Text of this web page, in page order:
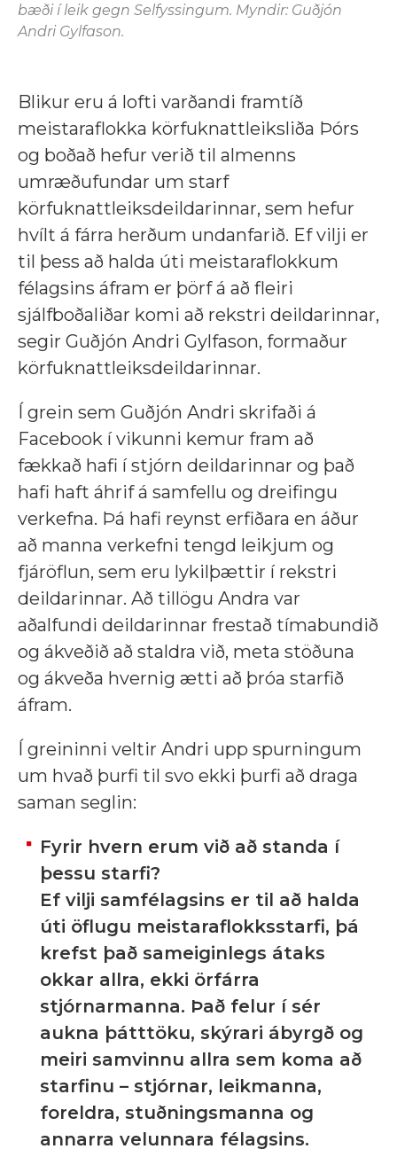
bæði í leik gegn Selfyssingum. Myndir: Guðjón
Andri Gylfason.
Blikur eru á lofti varðandi framtíð
meistaraflokka körfuknattleiksliða Þórs
og boðað hefur verið til almenns
umræðufundar um starf
körfuknattleiksdeildarinnar, sem hefur
hvílt á fárra herðum undanfarið. Ef vilji er
til þess að halda úti meistaraflokkum
félagsins áfram er þörf á að fleiri
sjálfboðaliðar komi að rekstri deildarinnar,
segir Guðjón Andri Gylfason, formaður
körfuknattleiksdeildarinnar.
Í grein sem Guðjón Andri skrifaði á
Facebook í vikunni kemur fram að
fækkað hafi í stjórn deildarinnar og það
hafi haft áhrif á samfellu og dreifingu
verkefna. Þá hafi reynst erfiðara en áður
að manna verkefni tengd leikjum og
fjáröflun, sem eru lykilþættir í rekstri
deildarinnar. Að tillögu Andra var
aðalfundi deildarinnar frestað tímabundið
og ákveðið að staldra við, meta stöðuna
og ákveða hvernig ætti að þróa starfið
áfram.
Í greininni veltir Andri upp spurningum
um hvað þurfi til svo ekki þurfi að draga
saman seglin:
Fyrir hvern erum við að standa í
þessu starfi?
Ef vilji samfélagsins er til að halda
úti öflugu meistaraflokksstarfi, þá
krefst það sameiginlegs átaks
okkar allra, ekki örfárra
stjórnarmanna. Það felur í sér
aukna þátttöku, skýrari ábyrgð og
meiri samvinnu allra sem koma að
starfinu – stjórnar, leikmanna,
foreldra, stuðningsmanna og
annarra velunnara félagsins.